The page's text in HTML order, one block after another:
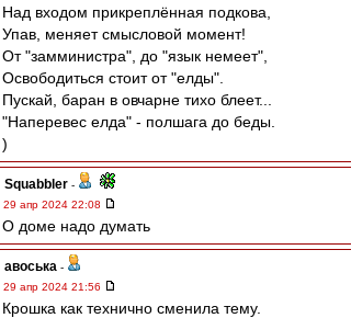
Над входом прикреплённая подкова,
Упав, меняет смысловой момент!
От "замминистра", до "язык немеет",
Освободиться стоит от "елды".
Пускай, баран в овчарне тихо блеет...
"Наперевес елда" - полшага до беды.
)
Squabbler -
29 апр 2024 22:08
О доме надо думать
авоська -
29 апр 2024 21:56
Крошка как технично сменила тему.